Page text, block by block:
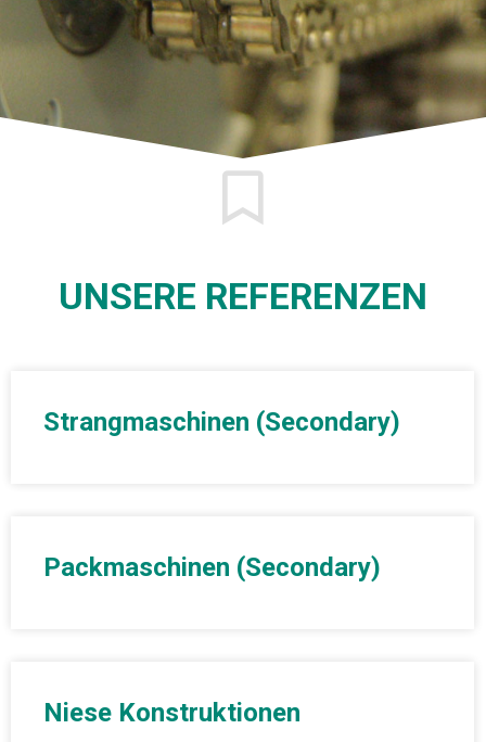
UNSERE REFERENZEN
Strangmaschinen (Secondary)
Packmaschinen (Secondary)
Niese Konstruktionen